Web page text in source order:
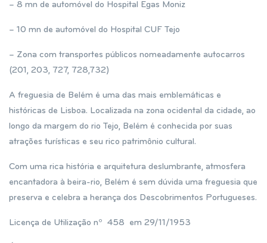
– 8 mn de automóvel do Hospital Egas Moniz
– 10 mn de automóvel do Hospital CUF Tejo
– Zona com transportes públicos nomeadamente autocarros
(201, 203, 727, 728,732)
A freguesia de Belém é uma das mais emblemáticas e
históricas de Lisboa. Localizada na zona ocidental da cidade, ao
longo da margem do rio Tejo, Belém é conhecida por suas
atrações turísticas e seu rico patrimônio cultural.
Com uma rica história e arquitetura deslumbrante, atmosfera
encantadora à beira-rio, Belém é sem dúvida uma freguesia que
preserva e celebra a herança dos Descobrimentos Portugueses.
Licença de Utilização nº 458 em 29/11/1953